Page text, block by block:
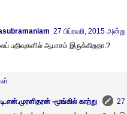
27 பிப்ரவரி, 2015
பதிவுகளில் ஆபாசம் இருக்கிறதா.?
டி.என்.முரளிதரன் -மூங்கில் காற்று
27